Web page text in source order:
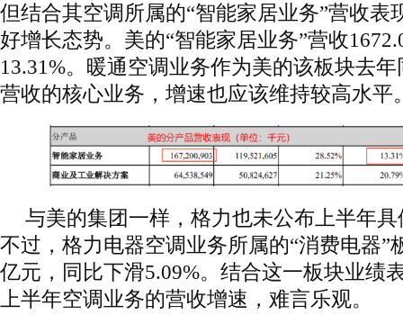
但结合其空调所属的“智能家居业务”营收表
好增长态势。美的“智能家居业务”营收
13.31%。暖通空调业务作为美的该板块去
营收的核心业务，增速也应该维持较高水平
与美的集团一样，格力也未公布上半年
不过，格力电器空调业务所属的“消费电器”
亿元，同比下滑5.09%。结合这一板块业绩
上半年空调业务的营收增速，难言乐观。